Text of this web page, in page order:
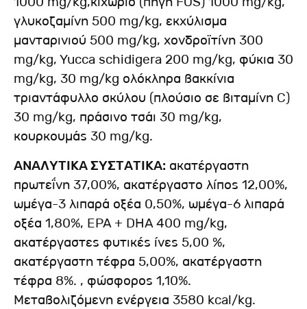
γλυκοζαμίνη 500 mg/kg, εκχύλισμα
μανταρινιού 500 mg/kg, χονδροϊτίνη 300
mg/kg, Yucca schidigera 200 mg/kg, φύκια 30
mg/kg, 30 mg/kg ολόκληρα βακκίνια
τριαντάφυλλο σκύλου (πλούσιο σε βιταμίνη C)
30 mg/kg, πράσινο τσάι 30 mg/kg,
κουρκουμάς 30 mg/kg.
ΑΝΑΛΥΤΙΚΑ ΣΥΣΤΑΤΙΚΑ: ακατέργαστη
πρωτεΐνη 37,00%, ακατέργαστο λίπος 12,00%,
ωμέγα-3 λιπαρά οξέα 0,50%, ωμέγα-6 λιπαρά
οξέα 1,80%, EPA + DHA 400 mg/kg,
ακατέργαστες φυτικές ίνες 5,00 %,
ακατέργαστη τέφρα 5,00%, ακατέργαστη
τέφρα 8%. , φώσφορος 1,10%.
Μεταβολιζόμενη ενέργεια 3580 kcal/kg.